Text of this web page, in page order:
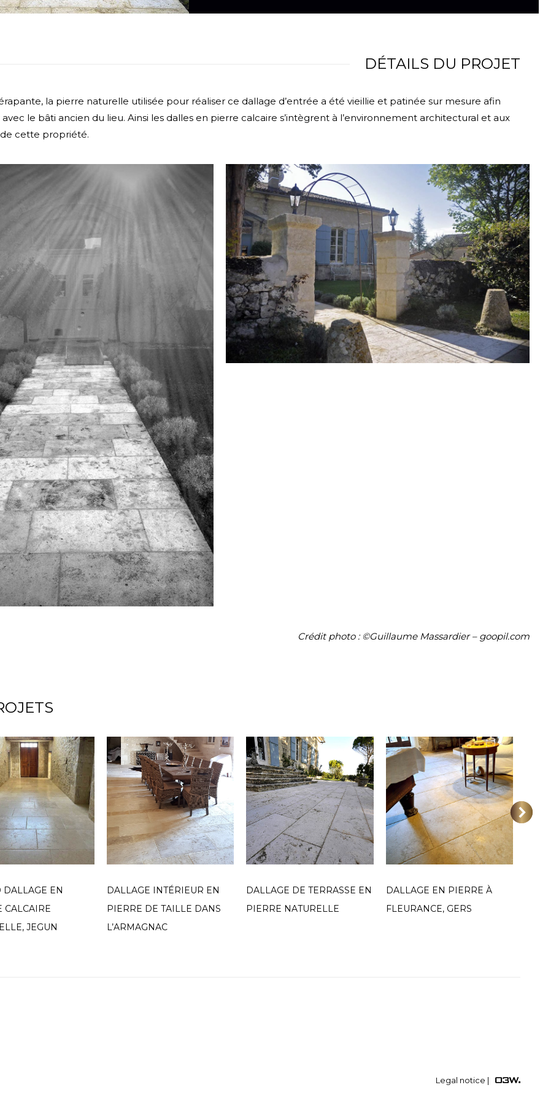
DÉTAILS DU PROJET
la pierre naturelle utilisée pour réaliser ce dallage d’entrée a été vieillie et patinée sur mesure afin
le bâti ancien du lieu. Ainsi les dalles en pierre calcaire s’intègrent à l’environnement architectural et aux
cette propriété.
Crédit photo : ©Guillaume Massardier – goopil.com
DALLAGE EN
CALCAIRE
JEGUN
DALLAGE INTÉRIEUR EN
PIERRE DE TAILLE DANS
L’ARMAGNAC
DALLAGE DE TERRASSE EN
PIERRE NATURELLE
DALLAGE EN PIERRE À
FLEURANCE, GERS
Legal notice |